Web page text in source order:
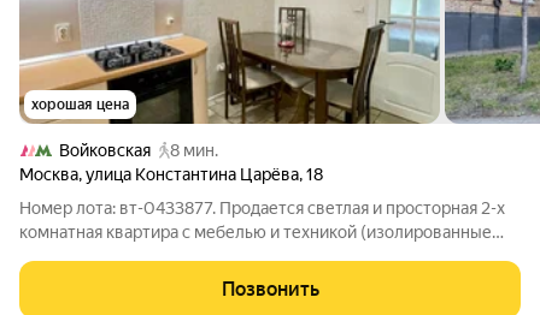
хорошая цена
Войковская
8 мин.
Москва,улица Константина Царёва,18
Номер лота: вт-0433877. Продается светлая и просторная 2-х
комнатная квартира с мебелью и техникой (изолированные
"Сокол", на севере Москвы. В квартире выполнен ремонт с
полной заменой
Позвонить